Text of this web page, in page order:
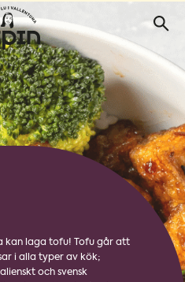
kan laga tofu! Tofu går att
i alla typer av kök;
och svensk